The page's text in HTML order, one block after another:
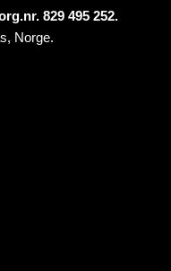
829 495 252.
Norge.